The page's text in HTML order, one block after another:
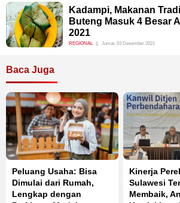
Kadampi, Makanan
Buteng Masuk 4 Besar
2021
REGIONAL Jumat, 03 Desember 2021
Baca Juga
Peluang Usaha: Bisa
Dimulai dari Rumah,
Lengkap dengan
Kinerja
Sulawesi
Membaik,